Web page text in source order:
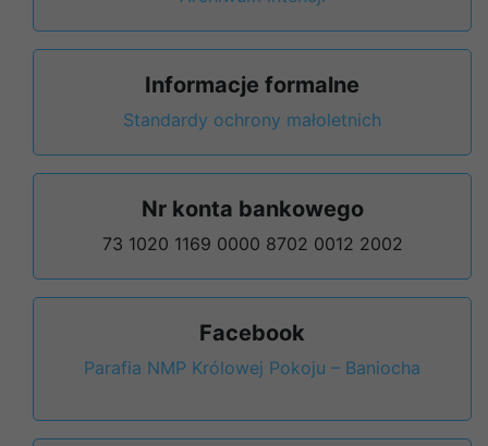
Informacje formalne
Standardy ochrony małoletnich
Nr konta bankowego
73 1020 1169 0000 8702 0012 2002
Facebook
Parafia NMP Królowej Pokoju – Baniocha